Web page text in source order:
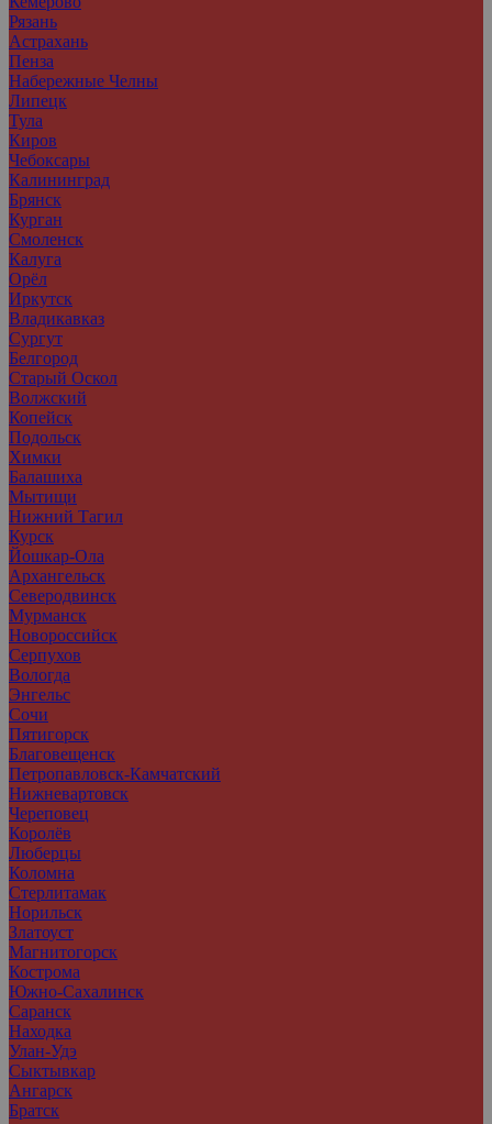
Рязань
Астрахань
Пенза
Набережные Челны
Липецк
Тула
Киров
Чебоксары
Калининград
Брянск
Курган
Смоленск
Калуга
Орёл
Иркутск
Владикавказ
Сургут
Белгород
Старый Оскол
Волжский
Копейск
Подольск
Химки
Балашиха
Мытищи
Нижний Тагил
Курск
Йошкар-Ола
Архангельск
Северодвинск
Мурманск
Новороссийск
Серпухов
Вологда
Энгельс
Сочи
Пятигорск
Благовещенск
Петропавловск-Камчатский
Нижневартовск
Череповец
Королёв
Люберцы
Коломна
Стерлитамак
Норильск
Златоуст
Магнитогорск
Кострома
Южно-Сахалинск
Саранск
Находка
Улан-Удэ
Сыктывкар
Ангарск
Братск